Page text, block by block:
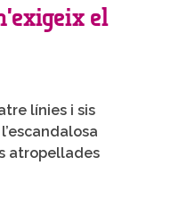
el
línies i sis
atropellades